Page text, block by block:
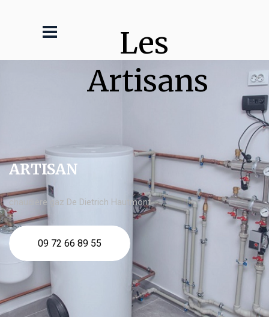
Les
Artisans
ARTISAN
chaudière gaz De Dietrich Hautmont
09 72 66 89 55